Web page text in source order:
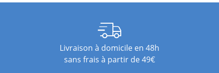
Livraison à domicile en 48h
sans frais à partir de 49€